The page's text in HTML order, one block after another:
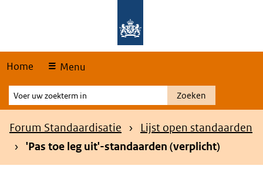
Home Menu
Voer
uw
zoekterm
Zoeken
Kruimelpad
Forum Standaardisatie
Lijst open standaarden
'Pas toe leg uit'-standaarden (verplicht)